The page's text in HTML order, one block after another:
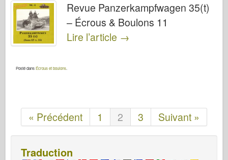
Revue Panzerkampfwagen 35(t)
– Écrous & Boulons 11
Lire l’article →
Posté dansÉcrous et boulons
« Précédent 1 2 3 Suivant »
Traduction